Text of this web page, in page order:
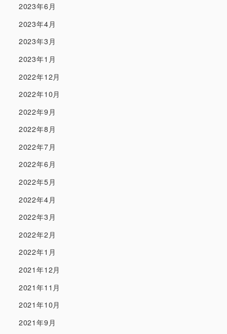
2023年6月
2023年4月
2023年3月
2023年1月
2022年12月
2022年10月
2022年9月
2022年8月
2022年7月
2022年6月
2022年5月
2022年4月
2022年3月
2022年2月
2022年1月
2021年12月
2021年11月
2021年10月
2021年9月